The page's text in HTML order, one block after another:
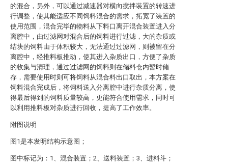
的混合，另外，可以通过减速器对横向搅拌装置的转速进
行调整，使其能适应不同饲料混合的需求，拓宽了装置的
使用范围，混合完毕的物料从下料口离开混合装置进入分
离腔中，由过滤网对混合后的饲料进行过滤，大的杂质或
结块的饲料由于体积较大，无法通过过滤网，则被留在分
离腔中，经推料板推动，使其进入杂质出口，方便了杂质
的收集与清理，通过过滤网的饲料则在储料仓内暂时储
存，需要使用时则可将饲料从混合料出口取出，本方案在
饲料混合完成后，将饲料送入分离腔中进行杂质分离，使
得最后得到的饲料质量较高，更能符合使用需求，同时可
以利用推料板对杂质进行回收，提高了工作效率。
附图说明
图1是本发明结构示意图；
图中标记为：1、混合装置；2、送料装置；3、进料斗；